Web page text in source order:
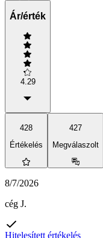
Ár/érték
4.29
428
Értékelés
427
Megválaszolt
8/7/2026
cég J.
Hitelesített értékelés